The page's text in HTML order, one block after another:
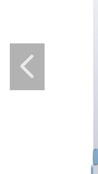
넳